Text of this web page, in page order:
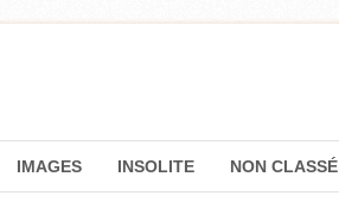
IMAGES INSOLITE NON CLASSÉ